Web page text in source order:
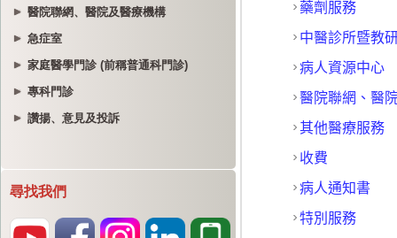
醫院聯網、醫院及醫療機構
急症室
家庭醫學門診 (前稱普通科門診)
專科門診
讚揚、意見及投訴
尋找我們